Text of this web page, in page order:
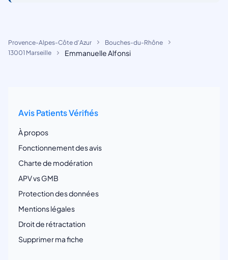
Provence-Alpes-Côte d'Azur
Bouches-du-Rhône
13001 Marseille
Emmanuelle Alfonsi
Avis Patients Vérifiés
À propos
Fonctionnement des avis
Charte de modération
APV vs GMB
Protection des données
Mentions légales
Droit de rétractation
Supprimer ma fiche